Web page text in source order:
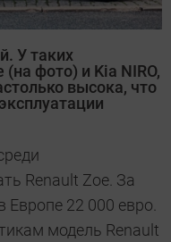
У таких
фото) и Kia NIRO,
высока, что
Renault Zoe. За
Европе 22 000 евро.
модель Renault